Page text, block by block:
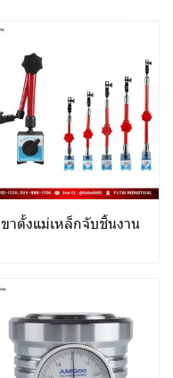
ขาตั้งแม่เหล็กจับชิ้นงาน